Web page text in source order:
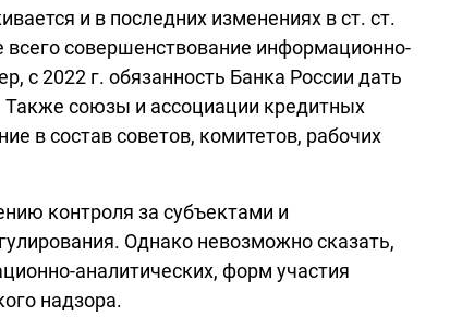
и в последних изменениях в ст. ст.
совершенствование информационно-
с 2022 г. обязанность Банка России дать
Также союзы и ассоциации кредитных
в состав советов, комитетов, рабочих
контроля за субъектами и
Однако невозможно сказать,
аналитических, форм участия
надзора.